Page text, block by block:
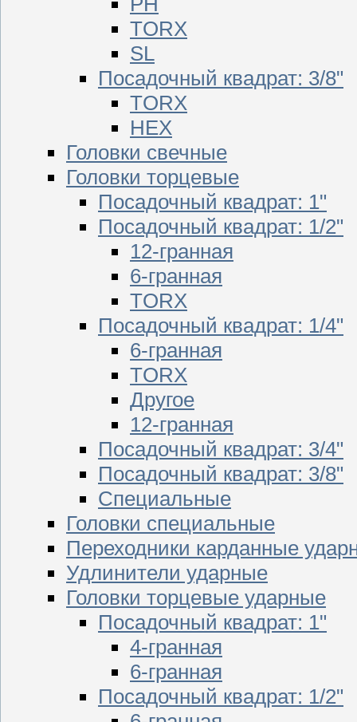
TORX
SL
Посадочный квадрат: 3/8"
TORX
HEX
Головки свечные
Головки торцевые
Посадочный квадрат: 1"
Посадочный квадрат: 1/2"
12-гранная
6-гранная
TORX
Посадочный квадрат: 1/4"
6-гранная
TORX
Другое
12-гранная
Посадочный квадрат: 3/4"
Посадочный квадрат: 3/8"
Специальные
Головки специальные
Переходники карданные
Удлинители ударные
Головки торцевые ударные
Посадочный квадрат: 1"
4-гранная
6-гранная
Посадочный квадрат: 1/2"